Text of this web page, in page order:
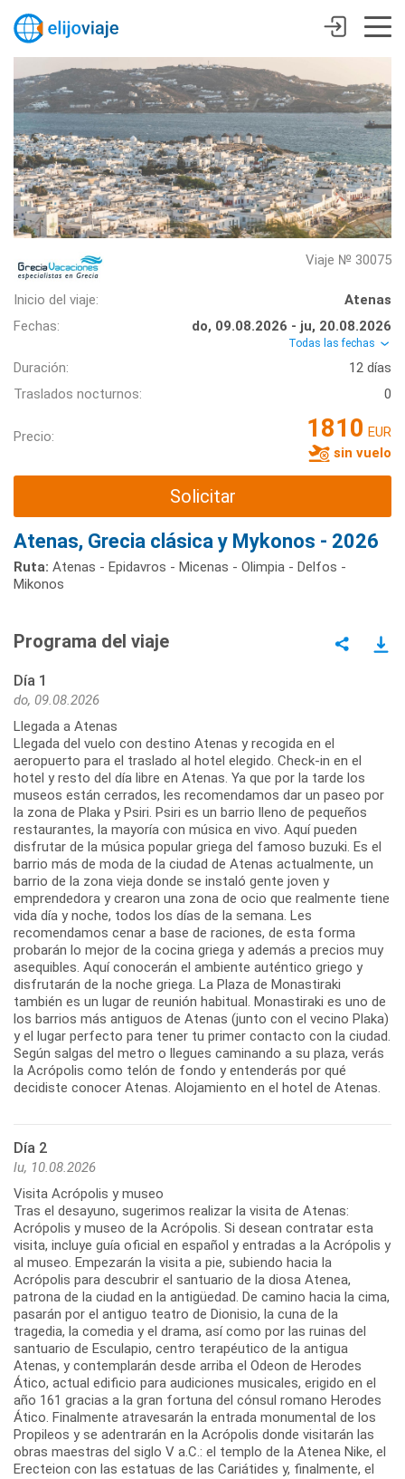
Viaje № 30075
Inicio del viaje:
Atenas
Fechas:
do, 09.08.2026 - ju, 20.08.2026
Todas las fechas
Duración:
12 días
Traslados nocturnos:
0
Precio: 1810 EUR
sin vuelo
Solicitar
Atenas, Grecia clásica y Mykonos - 2026
Ruta: Atenas - Epidavros - Micenas - Olimpia - Delfos -
Mikonos
Programa del viaje
Día 1
do, 09.08.2026
Llegada a Atenas
Llegada del vuelo con destino Atenas y recogida en el
aeropuerto para el traslado al hotel elegido. Check-in en el
hotel y resto del día libre en Atenas. Ya que por la tarde los
museos están cerrados, les recomendamos dar un paseo por
la zona de Plaka y Psiri. Psiri es un barrio lleno de pequeños
restaurantes, la mayoría con música en vivo. Aquí pueden
disfrutar de la música popular griega del famoso buzuki. Es el
barrio más de moda de la ciudad de Atenas actualmente, un
barrio de la zona vieja donde se instaló gente joven y
emprendedora y crearon una zona de ocio que realmente tiene
vida día y noche, todos los días de la semana. Les
recomendamos cenar a base de raciones, de esta forma
probarán lo mejor de la cocina griega y además a precios muy
asequibles. Aquí conocerán el ambiente auténtico griego y
disfrutarán de la noche griega. La Plaza de Monastiraki
también es un lugar de reunión habitual. Monastiraki es uno de
los barrios más antiguos de Atenas (junto con el vecino Plaka)
y el lugar perfecto para tener tu primer contacto con la ciudad.
Según salgas del metro o llegues caminando a su plaza, verás
la Acrópolis como telón de fondo y entenderás por qué
Día 2
lu, 10.08.2026
Visita Acrópolis y museo
Tras el desayuno, sugerimos realizar la visita de Atenas:
Acrópolis y museo de la Acrópolis. Si desean contratar esta
visita, incluye guía oficial en español y entradas a la Acrópolis y
al museo. Empezarán la visita a pie, subiendo hacia la
Acrópolis para descubrir el santuario de la diosa Atenea,
patrona de la ciudad en la antigüedad. De camino hacia la cima,
pasarán por el antiguo teatro de Dionisio, la cuna de la
tragedia, la comedia y el drama, así como por las ruinas del
santuario de Esculapio, centro terapéutico de la antigua
Atenas, y contemplarán desde arriba el Odeon de Herodes
Ático, actual edificio para audiciones musicales, erigido en el
año 161 gracias a la gran fortuna del cónsul romano Herodes
Ático. Finalmente atravesarán la entrada monumental de los
Propileos y se adentrarán en la Acrópolis donde visitarán las
obras maestras del siglo V a.C.: el templo de la Atenea Nike, el
Erecteion con las estatuas de las Cariátides y, finalmente, el